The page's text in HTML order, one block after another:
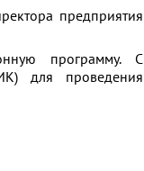
предприятия
программу. С
для проведения